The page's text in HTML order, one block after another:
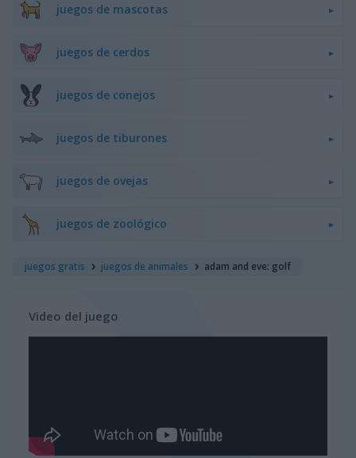
juegos de mascotas
juegos de cerdos
juegos de conejos
juegos de tiburones
juegos de ovejas
juegos de zoológico
juegos gratis juegos de animales adam and eve: golf
Video del juego